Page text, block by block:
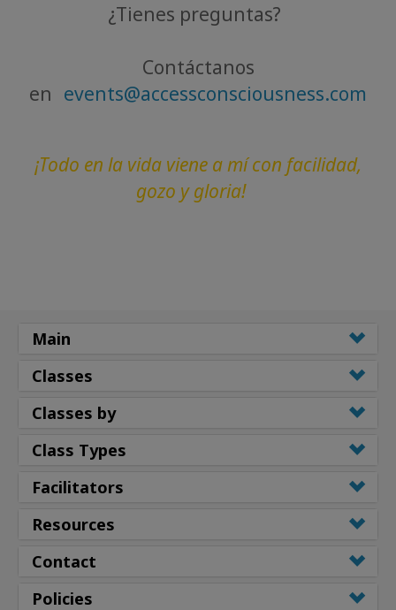
¿Tienes preguntas?
Contáctanos
en events@accessconsciousness.com
¡Todo en la vida viene a mí con facilidad,
gozo y gloria!
Main
Classes
Classes by
Class Types
Facilitators
Resources
Contact
Policies